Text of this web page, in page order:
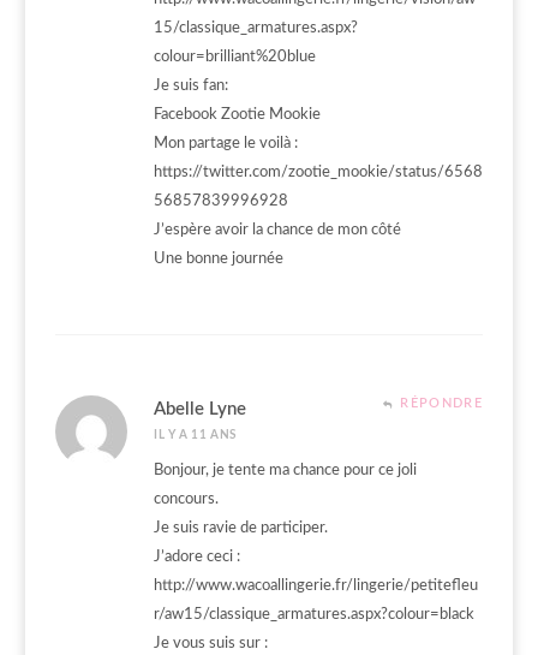
15/classique_armatures.aspx?
colour=brilliant%20blue
Je suis fan:
Facebook Zootie Mookie
Mon partage le voilà :
https://twitter.com/zootie_mookie/status/6568
56857839996928
J’espère avoir la chance de mon côté
Une bonne journée
Abelle Lyne
IL Y A 11 ANS
RÉPONDRE
Bonjour, je tente ma chance pour ce joli
concours.
Je suis ravie de participer.
J’adore ceci :
http://www.wacoallingerie.fr/lingerie/petitefleu
r/aw15/classique_armatures.aspx?colour=black
Je vous suis sur :